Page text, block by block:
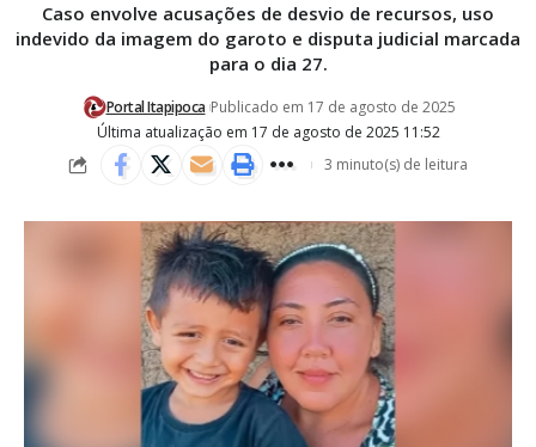
Caso envolve acusações de desvio de recursos, uso
indevido da imagem do garoto e disputa judicial marcada
para o dia 27.
Última atualização em 17 de agosto de 2025 11:52
Portal Itapipoca Publicado em 17 de agosto de 2025
3 minuto(s) de leitura